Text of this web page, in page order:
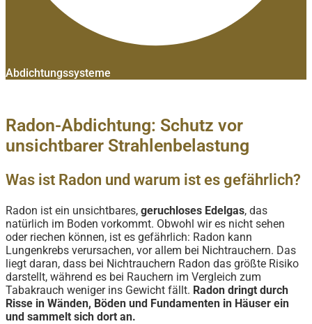
Abdichtungssysteme
Radon-Abdichtung: Schutz vor
unsichtbarer Strahlenbelastung
Was ist Radon und warum ist es gefährlich?
Radon ist ein unsichtbares, geruchloses Edelgas, das
natürlich im Boden vorkommt. Obwohl wir es nicht sehen
oder riechen können, ist es gefährlich: Radon kann
Lungenkrebs verursachen, vor allem bei Nichtrauchern. Das
liegt daran, dass bei Nichtrauchern Radon das größte Risiko
darstellt, während es bei Rauchern im Vergleich zum
Tabakrauch weniger ins Gewicht fällt. Radon dringt durch
Risse in Wänden, Böden und Fundamenten in Häuser ein
und sammelt sich dort an.